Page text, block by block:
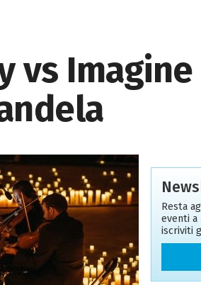
vs Imagine
Resta
eventi a
iscriviti